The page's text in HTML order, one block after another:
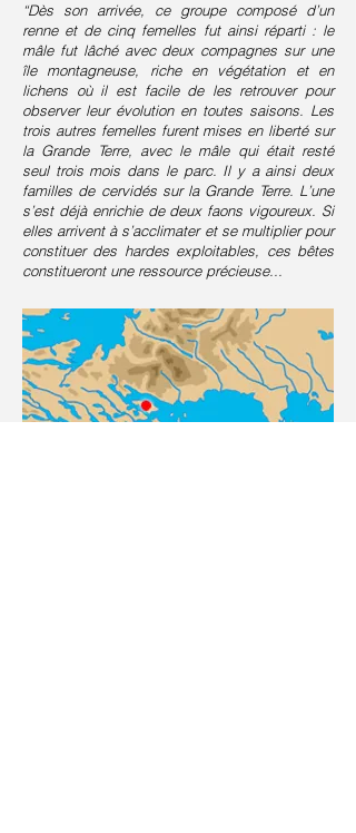
“Dès son arrivée, ce groupe composé d’un
renne et de cinq femelles fut ainsi réparti : le
mâle fut lâché avec deux compagnes sur une
île montagneuse, riche en végétation et en
lichens où il est facile de les retrouver pour
observer leur évolution en toutes saisons. Les
trois autres femelles furent mises en liberté sur
la Grande Terre, avec le mâle qui était resté
seul trois mois dans le parc. Il y a ainsi deux
familles de cervidés sur la Grande Terre. L’une
s’est déjà enrichie de deux faons vigoureux. Si
elles arrivent à s’acclimater et se multiplier pour
constituer des hardes exploitables, ces bêtes
constitueront une ressource précieuse...